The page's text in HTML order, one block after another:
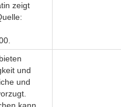
zeigt
und
und